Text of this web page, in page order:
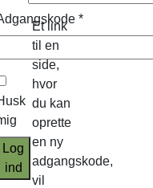
*
Log
ind
Et link
til en
side,
hvor
du kan
oprette
en ny
adgangskode,
vil